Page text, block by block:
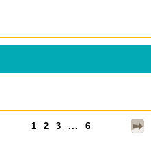
1 2 3 ... 6